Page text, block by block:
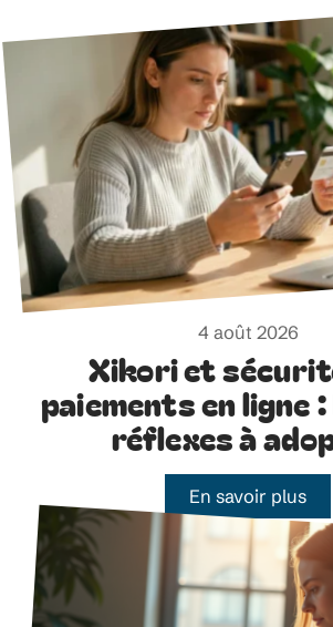
4 août 2026
Xikori et
paiements en ligne
réflexes à
En savoir plus